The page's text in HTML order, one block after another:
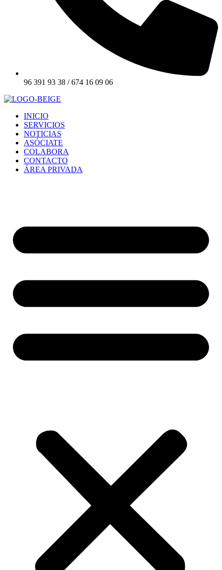
96 391 93 38 / 674 16 09 06
INICIO
SERVICIOS
NOTICIAS
ASÓCIATE
COLABORA
CONTACTO
ÁREA PRIVADA